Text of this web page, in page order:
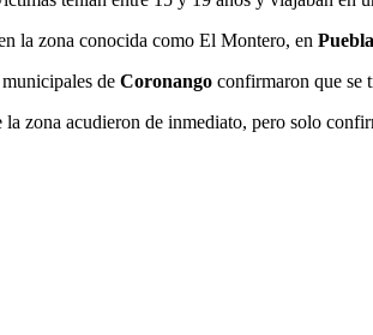
la zona conocida como El Montero, en Puebla
de Coronango confirmaron que se
la zona acudieron de inmediato, pero solo